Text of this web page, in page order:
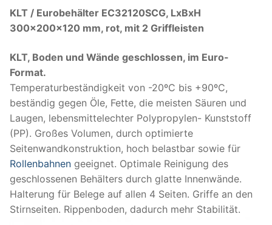
Suchen
KLT / Eurobehälter EC32120SCG, LxBxH
300x200x120 mm, rot, mit 2 Griffleisten
KLT, Boden und Wände geschlossen, im Euro-
Format.
Temperaturbeständigkeit von -20ºC bis +90ºC,
beständig gegen Öle, Fette, die meisten Säuren und
Laugen, lebensmittelechter Polypropylen- Kunststoff
(PP). Großes Volumen, durch optimierte
Seitenwandkonstruktion, hoch belastbar sowie für
Rollenbahnen geeignet. Optimale Reinigung des
geschlossenen Behälters durch glatte Innenwände.
Halterung für Belege auf allen 4 Seiten. Griffe an den
Stirnseiten. Rippenboden, dadurch mehr Stabilität.